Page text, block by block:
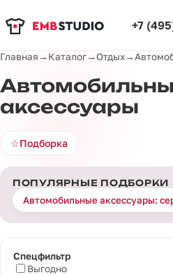
+7
Главная→ Каталог→Отдых→
аксессуары
☆Подборка
ПОПУЛЯРНЫЕ ПОДБОРКИ
Автомобильные аксессуары:
Спецфильтр
Выгодно